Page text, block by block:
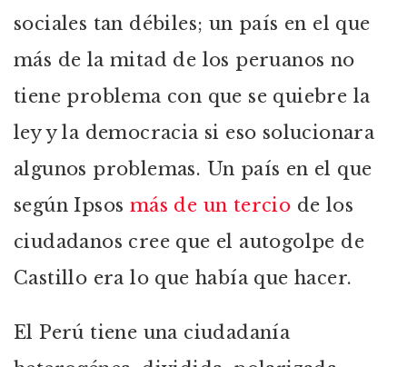
sociales tan débiles; un país en el que
más de la mitad de los peruanos no
tiene problema con que se quiebre la
ley y la democracia si eso solucionara
algunos problemas. Un país en el que
según Ipsos más de un tercio de los
ciudadanos cree que el autogolpe de
Castillo era lo que había que hacer.
El Perú tiene una ciudadanía